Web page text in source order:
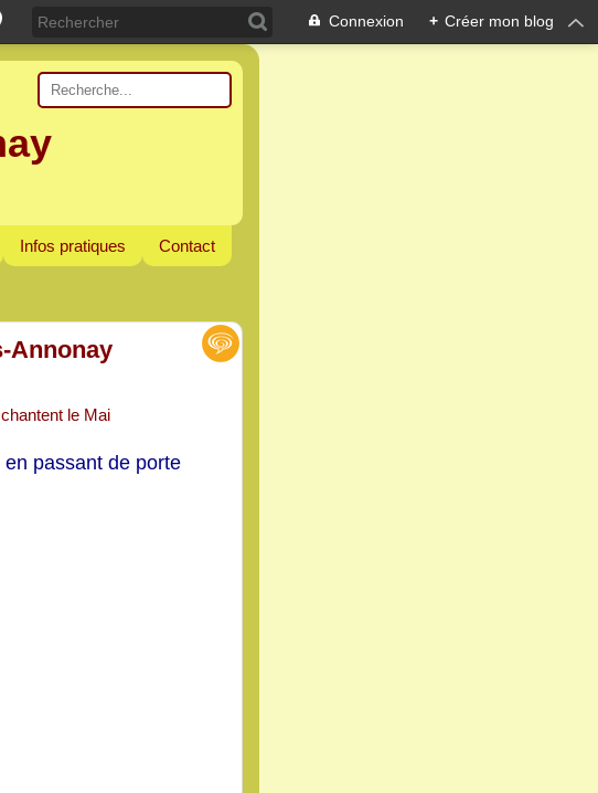
Connexion + Créer mon blog
Infos pratiques Contact
Annonay
passant de porte